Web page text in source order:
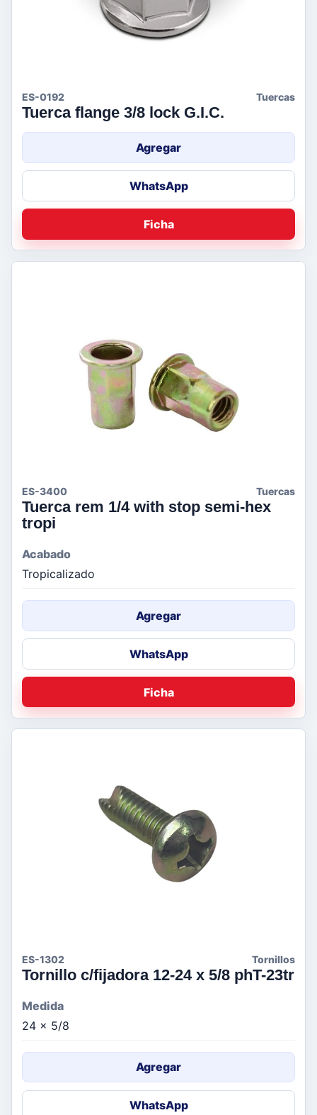
ES-0192 Tuercas
Tuerca flange 3/8 lock G.I.C.
Agregar
WhatsApp
Ficha
ES-3400 Tuercas
Tuerca rem 1/4 with stop semi-hex
tropi
Acabado
Tropicalizado
Agregar
WhatsApp
Ficha
ES-1302 Tornillos
Tornillo c/fijadora 12-24 x 5/8 phT-23tr
Medida
24 x 5/8
Agregar
WhatsApp